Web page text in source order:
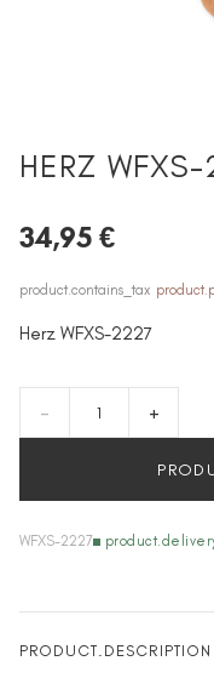
HERZ
34,95 €
product.contains_tax
Herz WFXS-2227
- +
WFXS-2227
PRODUCT.DESCRIPTION